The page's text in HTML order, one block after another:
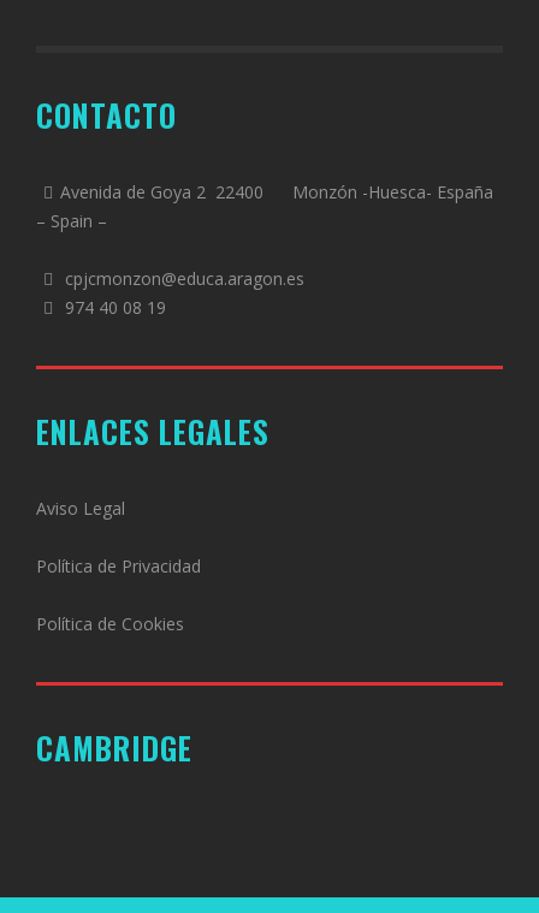
CONTACTO
Avenida de Goya 2 22400 Monzón -Huesca- España
– Spain –
cpjcmonzon@educa.aragon.es
974 40 08 19
ENLACES LEGALES
Aviso Legal
Política de Privacidad
Política de Cookies
CAMBRIDGE